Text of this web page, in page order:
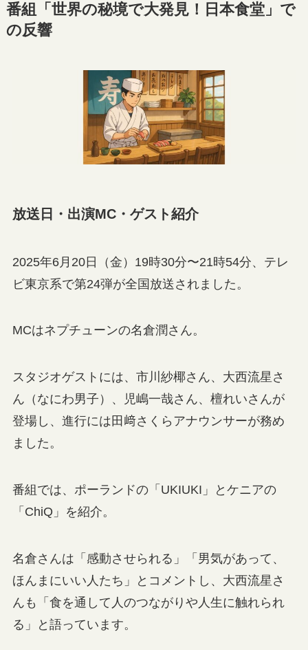
番組「世界の秘境で大発見！日本食堂」で
の反響
放送日・出演MC・ゲスト紹介
2025年6月20日（金）19時30分〜21時54分、テレ
ビ東京系で第24弾が全国放送されました。
MCはネプチューンの名倉潤さん。
スタジオゲストには、市川紗椰さん、大西流星さ
ん（なにわ男子）、児嶋一哉さん、檀れいさんが
登場し、進行には田﨑さくらアナウンサーが務め
ました。
番組では、ポーランドの「UKIUKI」とケニアの
「ChiQ」を紹介。
名倉さんは「感動させられる」「男気があって、
ほんまにいい人たち」とコメントし、大西流星さ
んも「食を通して人のつながりや人生に触れられ
る」と語っています。